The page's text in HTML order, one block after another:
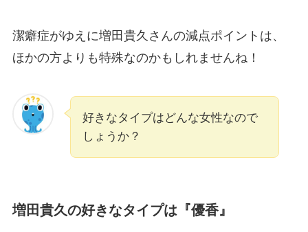
潔癖症がゆえに増田貴久さんの減点ポイントは、
ほかの方よりも特殊なのかもしれませんね！
好きなタイプはどんな女性なので
しょうか？
増田貴久の好きなタイプは『優香』